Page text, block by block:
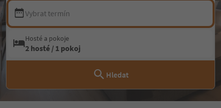
Vybrat termín
Hosté a pokoje
2 hosté / 1 pokoj
Hledat